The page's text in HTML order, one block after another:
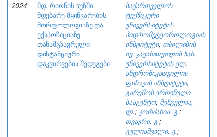
2024
მდ. რიონის აუზში
მდებარე მყინვარების
მორფოლოგიაზე და
ექსპოზიციაზე
თანამგზავრული
დისტანციური
დაკვირვების შედეგები
საქართველოს
ტექნიკური
უნივერსიტეტის
ჰიდრომეტეოროლოგიის
ინსტიტუტი; თბილისის
ივ. ჯავახიשვილის სახ.
უნივერსიტეტის ელ.
ანდრონიკაשვილის
ფიზიკის ინსტიტუტი;
გარემოს ეროვნული
სააგენტო; შენგელია,
ლ.; კორძახია, გ.;
თვაური, გ.;
გულიაშვილი, გ.;